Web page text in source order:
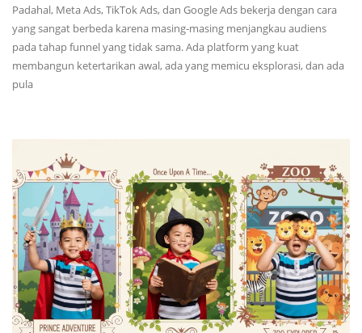
Padahal, Meta Ads, TikTok Ads, dan Google Ads bekerja dengan cara
yang sangat berbeda karena masing-masing menjangkau audiens
pada tahap funnel yang tidak sama. Ada platform yang kuat
membangun ketertarikan awal, ada yang memicu eksplorasi, dan ada
pula